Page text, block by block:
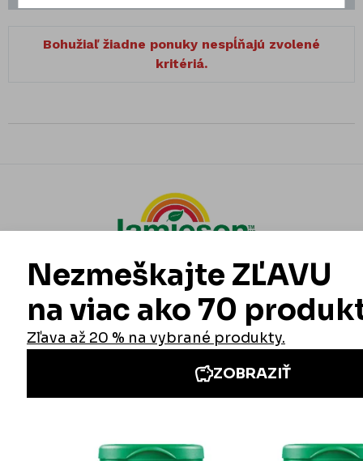
Bohužiaľ žiadne ponuky nespĺňajú zvolené
kritériá.
Iné stránky Jamieson